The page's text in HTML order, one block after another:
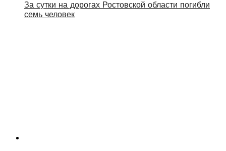
За сутки на дорогах Ростовской области погибли
семь человек